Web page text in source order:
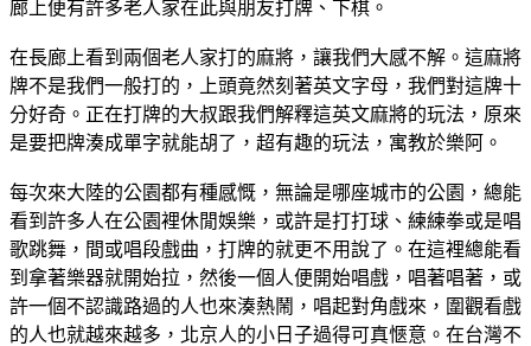
廊上便有許多老人家在此與朋友打牌、下棋。
在長廊上看到兩個老人家打的麻將，讓我們大感不解。這麻將
牌不是我們一般打的，上頭竟然刻著英文字母，我們對這牌十
分好奇。正在打牌的大叔跟我們解釋這英文麻將的玩法，原來
是要把牌湊成單字就能胡了，超有趣的玩法，寓教於樂阿。
每次來大陸的公園都有種感慨，無論是哪座城市的公園，總能
看到許多人在公園裡休閒娛樂，或許是打打球、練練拳或是唱
歌跳舞，間或唱段戲曲，打牌的就更不用說了。在這裡總能看
到拿著樂器就開始拉，然後一個人便開始唱戲，唱著唱著，或
許一個不認識路過的人也來湊熱鬧，唱起對角戲來，圍觀看戲
的人也就越來越多，北京人的小日子過得可真愜意。在台灣不